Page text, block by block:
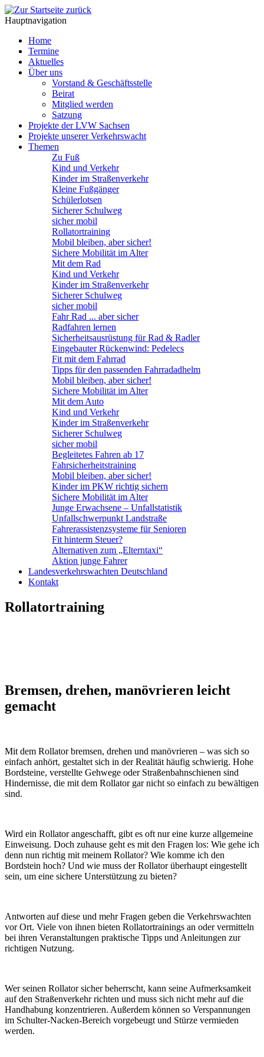
Hauptnavigation
Home
Termine
Aktuelles
Über uns
Vorstand & Geschäftsstelle
Beirat
Mitglied werden
Satzung
Projekte der LVW Sachsen
Projekte unserer Verkehrswacht
Themen
Zu Fuß
Kind und Verkehr
Kinder im Straßenverkehr
Kleine Fußgänger
Schülerlotsen
Sicherer Schulweg
sicher mobil
Rollatortraining
Mobil bleiben, aber sicher!
Sichere Mobilität im Alter
Mit dem Rad
Kind und Verkehr
Kinder im Straßenverkehr
Sicherer Schulweg
sicher mobil
Fahr Rad ... aber sicher
Radfahren lernen
Sicherheitsausrüstung für Rad & Radler
Eingebauter Rückenwind: Pedelecs
Fit mit dem Fahrrad
Tipps für den passenden Fahrradadhelm
Mobil bleiben, aber sicher!
Sichere Mobilität im Alter
Mit dem Auto
Kind und Verkehr
Kinder im Straßenverkehr
Sicherer Schulweg
sicher mobil
Begleitetes Fahren ab 17
Fahrsicherheitstraining
Mobil bleiben, aber sicher!
Kinder im PKW richtig sichern
Sichere Mobilität im Alter
Junge Erwachsene – Unfallstatistik
Unfallschwerpunkt Landstraße
Fahrerassistenzsysteme für Senioren
Fit hinterm Steuer?
Alternativen zum „Elterntaxi“
Aktion junge Fahrer
Landesverkehrswachten Deutschland
Kontakt
Rollatortraining
Bremsen, drehen, manövrieren leicht
gemacht
Mit dem Rollator bremsen, drehen und manövrieren – was sich so
einfach anhört, gestaltet sich in der Realität häufig schwierig. Hohe
Bordsteine, verstellte Gehwege oder Straßenbahnschienen sind
Hindernisse, die mit dem Rollator gar nicht so einfach zu bewältigen
sind.
Wird ein Rollator angeschafft, gibt es oft nur eine kurze allgemeine
Einweisung. Doch zuhause geht es mit den Fragen los: Wie gehe ich
denn nun richtig mit meinem Rollator? Wie komme ich den
Bordstein hoch? Und wie muss der Rollator überhaupt eingestellt
sein, um eine sichere Unterstützung zu bieten?
Antworten auf diese und mehr Fragen geben die Verkehrswachten
vor Ort. Viele von ihnen bieten Rollatortrainings an oder vermitteln
bei ihren Veranstaltungen praktische Tipps und Anleitungen zur
richtigen Nutzung.
Wer seinen Rollator sicher beherrscht, kann seine Aufmerksamkeit
auf den Straßenverkehr richten und muss sich nicht mehr auf die
Handhabung konzentrieren. Außerdem können so Verspannungen
im Schulter-Nacken-Bereich vorgebeugt und Stürze vermieden
werden.